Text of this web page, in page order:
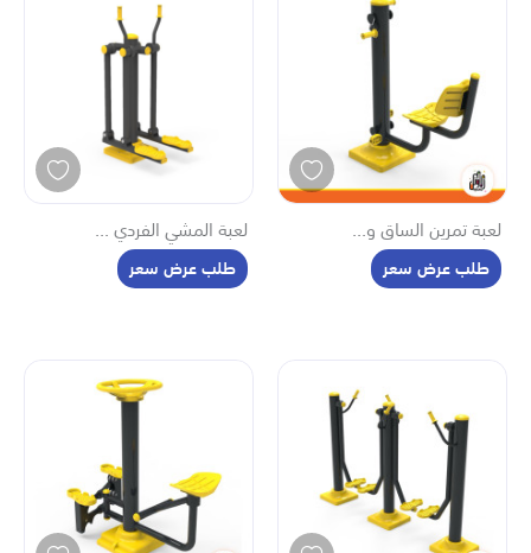
لعبة تمرين الساق و...
طلب عرض سعر
لعبة المشي الفردي ...
طلب عرض سعر